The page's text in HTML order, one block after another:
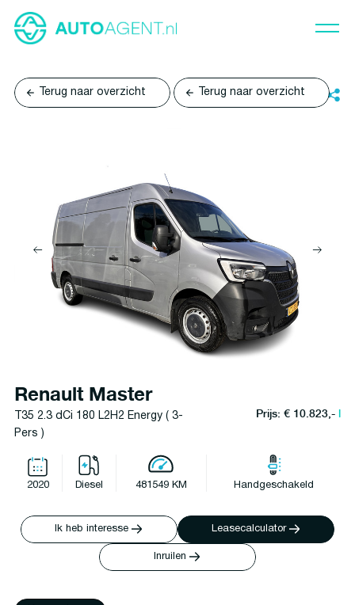
Terug naar overzicht Terug naar overzicht
Renault Master
T35 2.3 dCi 180 L2H2 Energy ( 3-
Pers )
Prijs: € 10.823,-l
2020 Diesel 481549 KM Handgeschakeld
Ik heb interesse Leasecalculator
Inruilen